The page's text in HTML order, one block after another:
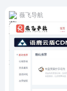
薇飞导航